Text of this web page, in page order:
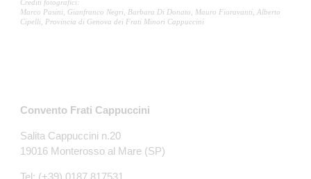
Crediti fotografici:
Marco Pasini, Gianfranco Negri, Barbara Di Donato, Mauro Fioravanti, Alberto
Cipelli, Provincia di Genova dei Frati Minori Cappuccini
Convento Frati Cappuccini
Salita Cappuccini n.20
19016 Monterosso al Mare (SP)